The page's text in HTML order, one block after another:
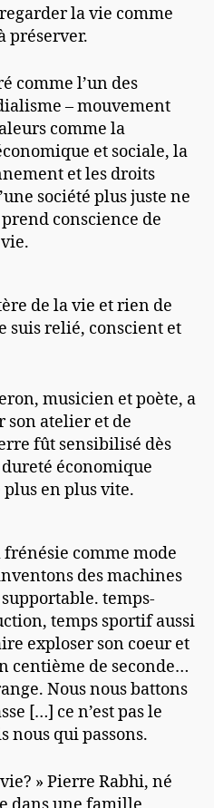
la vie comme
préserver.
comme l’un des
– mouvement
comme la
et sociale, la
et les droits
société plus juste ne
conscience de
de la vie et rien de
suis relié, conscient et
musicien et poète, a
son atelier et de
fût sensibilisé dès
économique
plus en plus vite.
comme mode
des machines
temps-
temps sportif aussi
exploser son coeur et
centième de seconde…
Nous nous battons
[…] ce n’est pas le
nous qui passons.
» Pierre Rabhi, né